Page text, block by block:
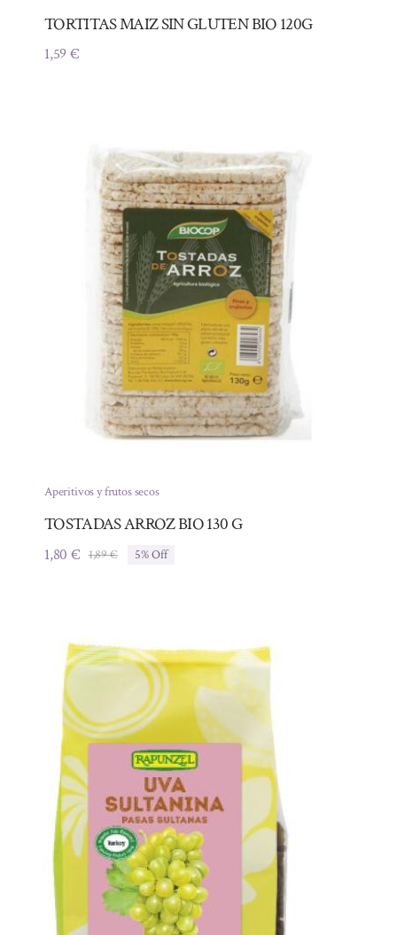
TORTITAS MAIZ SIN GLUTEN BIO 120G
1,59€
Aperitivos y frutos secos
TOSTADAS ARROZ BIO 130 G
1,89€El
1,80€
El
5% Off